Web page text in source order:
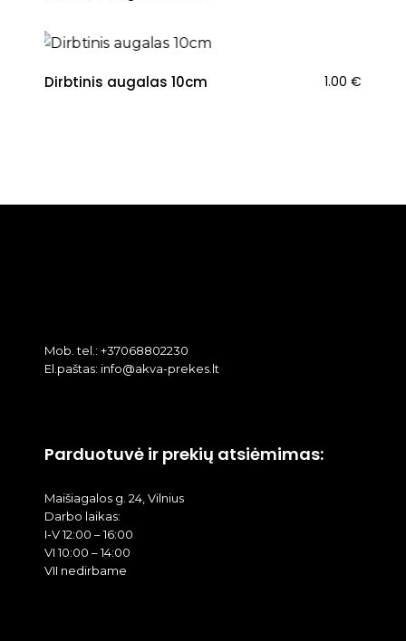
Dirbtinis augalas 10cm 1.00 €
Mob. tel.: +37068802230
El.paštas: info@akva-prekes.lt
Parduotuvė ir prekių atsiėmimas:
Maišiagalos g. 24, Vilnius
Darbo laikas:
I-V 12:00 – 16:00
VI 10:00 – 14:00
VII nedirbame